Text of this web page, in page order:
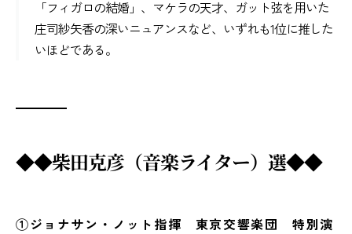
「フィガロの結婚」、マケラの天才、ガット弦を用いた
庄司紗矢香の深いニュアンスなど、いずれも1位に推した
いほどである。
◆◆柴田克彦（音楽ライター）選◆◆
①ジョナサン・ノット指揮 東京交響楽団 特別演